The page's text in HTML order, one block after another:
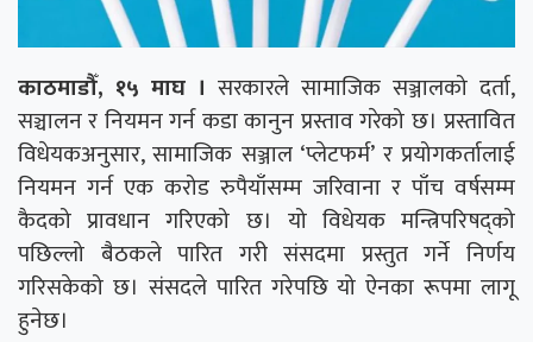
काठमाडौँ, १५ माघ । सरकारले सामाजिक सञ्जालको दर्ता,
सञ्चालन र नियमन गर्न कडा कानुन प्रस्ताव गरेको छ। प्रस्तावित
विधेयकअनुसार, सामाजिक सञ्जाल ‘प्लेटफर्म’ र प्रयोगकर्तालाई
नियमन गर्न एक करोड रुपैयाँसम्म जरिवाना र पाँच वर्षसम्म
कैदको प्रावधान गरिएको छ। यो विधेयक मन्त्रिपरिषद्को
पछिल्लो बैठकले पारित गरी संसदमा प्रस्तुत गर्ने निर्णय
गरिसकेको छ। संसदले पारित गरेपछि यो ऐनका रूपमा लागू
हुनेछ।